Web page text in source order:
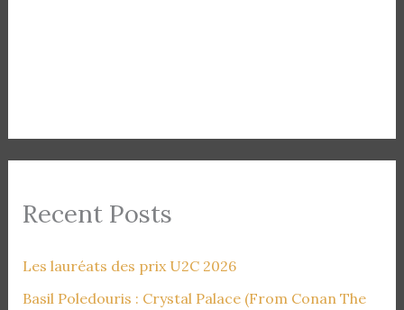
Recent Posts
Les lauréats des prix U2C 2026
Basil Poledouris : Crystal Palace (From Conan The